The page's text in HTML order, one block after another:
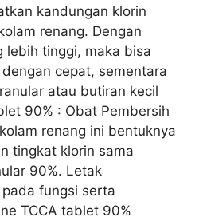
kandungan klorin
renang. Dengan
lebih tinggi, maka bisa
cepat, sementara
atau butiran kecil
90% : Obat Pembersih
renang ini bentuknya
tingkat klorin sama
90%. Letak
fungsi serta
TCCA tablet 90%